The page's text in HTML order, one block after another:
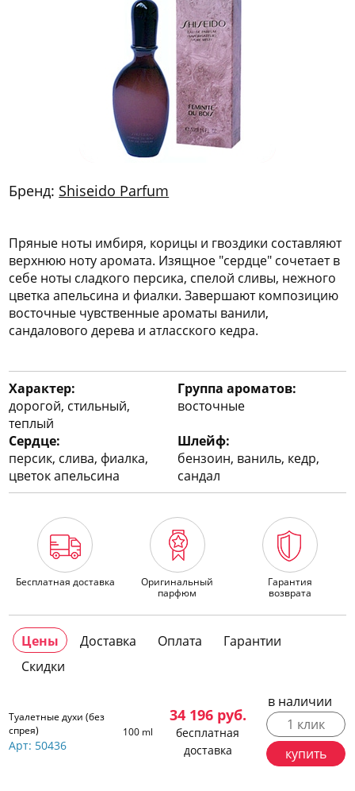
Бренд: Shiseido Parfum
Пряные ноты имбиря, корицы и гвоздики составляют
верхнюю ноту аромата. Изящное "сердце" сочетает в
себе ноты сладкого персика, спелой сливы, нежного
цветка апельсина и фиалки. Завершают композицию
восточные чувственные ароматы ванили,
сандалового дерева и атласского кедра.
Характер:
дорогой, стильный,
теплый
Группа ароматов:
восточные
Сердце:
персик, слива, фиалка,
цветок апельсина
Шлейф:
бензоин, ваниль, кедр,
сандал
Бесплатная доставка
Оригинальный
парфюм
Гарантия
возврата
Цены Доставка Оплата
Гарантии
Скидки
Туалетные духи (без
спрея)
Арт: 50436
100 ml
34 196руб.
бесплатная
доставка
в наличии
1 клик
купить